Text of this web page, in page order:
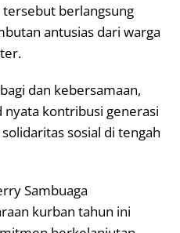
tersebut berlangsung
antusias dari warga
dan kebersamaan,
kontribusi generasi
sosial di tengah
Sambuaga
kurban tahun ini